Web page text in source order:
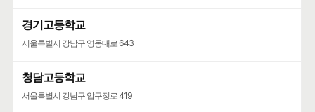
경기고등학교
서울특별시 강남구 영동대로 643
청담고등학교
서울특별시 강남구 압구정로 419